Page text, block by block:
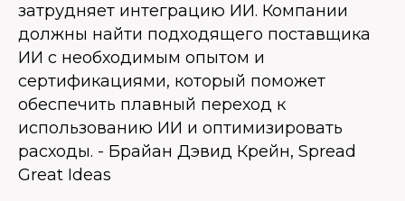
затрудняет интеграцию ИИ. Компании
должны найти подходящего поставщика
ИИ с необходимым опытом и
сертификациями, который поможет
обеспечить плавный переход к
использованию ИИ и оптимизировать
расходы. - Брайан Дэвид Крейн, Spread
Great Ideas